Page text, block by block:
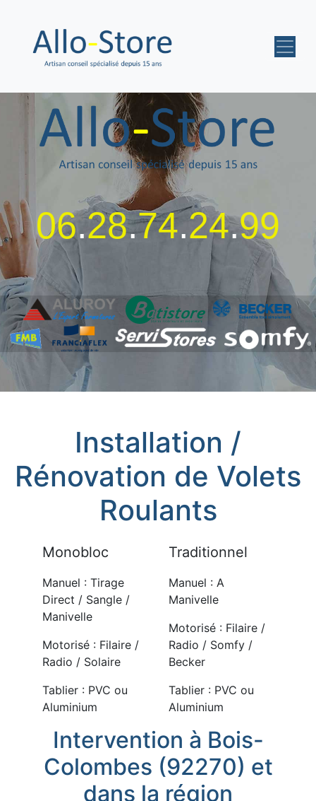
06.28.74.24.99
Installation /
Rénovation de Volets
Roulants
Monobloc
Manuel : Tirage
Direct / Sangle /
Manivelle
Motorisé : Filaire /
Radio / Solaire
Tablier : PVC ou
Aluminium
Traditionnel
Manuel : A
Manivelle
Motorisé : Filaire /
Radio / Somfy /
Becker
Tablier : PVC ou
Aluminium
Intervention à Bois-
Colombes (92270) et
dans la région